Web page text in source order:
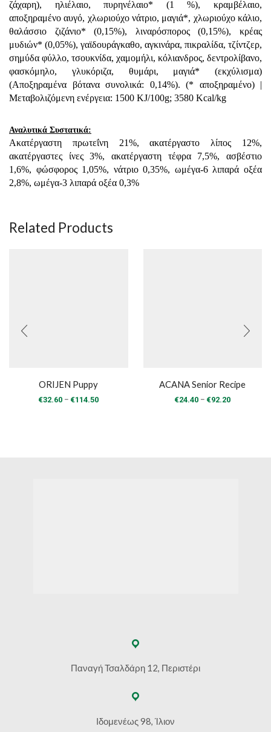
ζάχαρη), ηλιέλαιο, πυρηνέλαιο* (1 %), κραμβέλαιο,
αποξηραμένο αυγό, χλωριούχο νάτριο, μαγιά*, χλωριούχο κάλιο,
θαλάσσιο ζιζάνιο* (0,15%), λιναρόσπορος (0,15%), κρέας
μυδιών* (0,05%), γαϊδουράγκαθο, αγκινάρα, πικραλίδα, τζίντζερ,
σημύδα φύλλο, τσουκνίδα, χαμομήλι, κόλιανδρος, δεντρολίβανο,
φασκόμηλο, γλυκόριζα, θυμάρι, μαγιά* (εκχύλισμα)
(Αποξηραμένα βότανα συνολικά: 0,14%). (* αποξηραμένο) |
Μεταβολιζόμενη ενέργεια: 1500 KJ/100g; 3580 Kcal/kg
Αναλυτικά Συστατικά:
Ακατέργαστη πρωτεΐνη 21%, ακατέργαστο λίπος 12%,
ακατέργαστες ίνες 3%, ακατέργαστη τέφρα 7,5%, ασβέστιο
1,6%, φώσφορος 1,05%, νάτριο 0,35%, ωμέγα-6 λιπαρά οξέα
2,8%, ωμέγα-3 λιπαρά οξέα 0,3%
Related Products
ORIJEN Puppy
€32.60 – €114.50Price
ACANA Senior Recipe
€24.40 – €92.20Price
Παναγή Τσαλδάρη 12, Περιστέρι
Ιδομενέως 98, Ίλιον